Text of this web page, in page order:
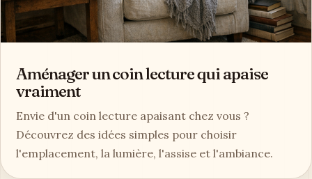
Aménager un coin lecture qui apaise
vraiment
Envie d'un coin lecture apaisant chez vous ?
Découvrez des idées simples pour choisir
l'emplacement, la lumière, l'assise et l'ambiance.